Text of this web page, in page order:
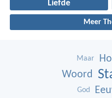
Liefde
Meer
Maar
Woord
God